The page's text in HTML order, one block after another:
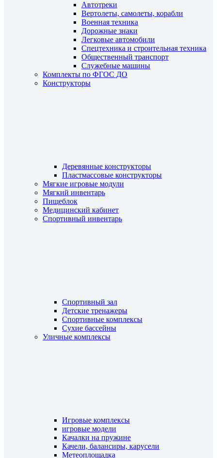
Автотреки
Вертолеты, самолеты, корабли
Военная техника
Дорожные знаки
Легковые автомобили
Спецтехника и строительная техника
Общественный транспорт
Служебные машины
Комплекты по ФГОС ДО
Конструкторы
Деревянные конструкторы
Пластмассовые конструкторы
Мягкие игровые модули
Мягкий инвентарь
Пищеблок
Медицинский кабинет
Спортивный инвентарь
Спортивный зал
Детские тренажеры
Спортивные комплексы
Сухие бассейны
Уличные комплексы
Игровые комплексы
игровые модели
Качалки на пружине
Качели, балансиры, карусели
Метеоплощадка